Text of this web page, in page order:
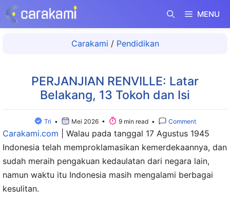
Langsung
ke
MENU
Carakami / Pendidikan
PERJANJIAN RENVILLE: Latar
Belakang, 13 Tokoh dan Isi
Tri • Mei 2026 • 9 min read • Comment
Carakami.com
Walau pada tanggal 17 Agustus 1945
Indonesia telah memproklamasikan kemerdekaannya, dan
sudah meraih pengakuan kedaulatan dari negara lain,
namun waktu itu Indonesia masih mengalami berbagai
kesulitan.